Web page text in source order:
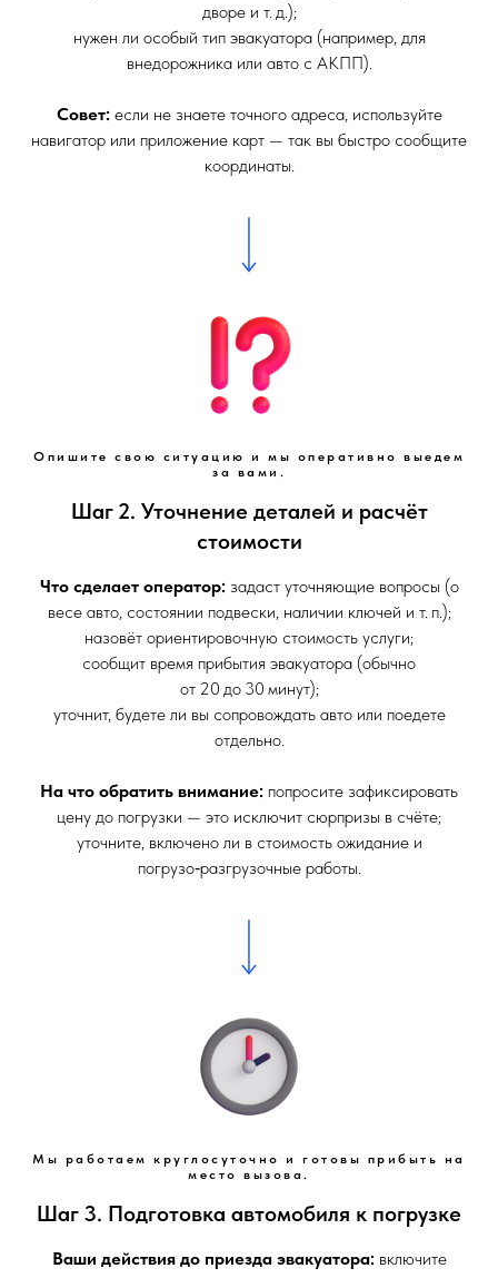
дворе и т. д.);
нужен ли особый тип эвакуатора (например, для
внедорожника или авто с АКПП).
Совет:если не знаете точного адреса, используйте
навигатор или приложение карт — так вы быстро сообщите
координаты.
Опишите свою ситуацию и мы оперативно выедем
за вами.
Шаг 2. Уточнение деталей и расчёт
стоимости
Что сделает оператор: задаст уточняющие вопросы (о
весе авто, состоянии подвески, наличии ключей и т. п.);
назовёт ориентировочную стоимость услуги;
сообщит время прибытия эвакуатора (обычно
от 20 до 30 минут);
уточнит, будете ли вы сопровождать авто или поедете
отдельно.
На что обратить внимание: попросите зафиксировать
цену до погрузки — это исключит сюрпризы в счёте;
уточните, включено ли в стоимость ожидание и
погрузо‑разгрузочные работы.
Мы работаем круглосуточно и готовы прибыть на
место вызова.
Шаг 3. Подготовка автомобиля к погрузке
Ваши действия до приезда эвакуатора: включите